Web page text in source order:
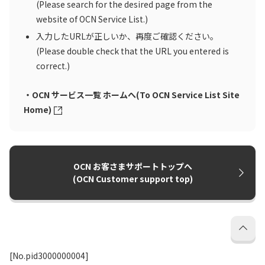
(Please search for the desired page from the
website of OCN Service List.)
入力したURLが正しいか、再度ご確認ください。
(Please double check that the URL you entered is
correct.)
・OCN サービス一覧 ホームへ(To OCN Service List Site
Home)
OCN お客さまサポートトップへ
(OCN Customer support top)
[No.pid3000000004]